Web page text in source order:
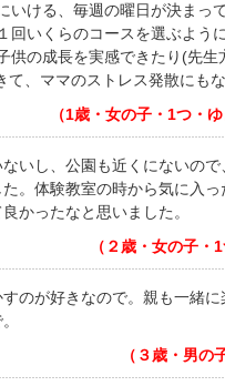
いける、毎週の曜日が決まっ
回いくらのコースを選ぶよう
供の成長を実感できたり(先
、ママのストレス発散にもな
（1歳・女の子・1つ・
いし、公園も近くにないの
。体験教室の時から気に入
かったなと思いました。
（２歳・女の子・
のが好きなので。親も一緒
（３歳・男の